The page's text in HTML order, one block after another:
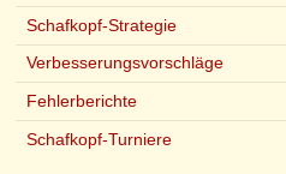
Schafkopf-Strategie
Verbesserungsvorschläge
Fehlerberichte
Schafkopf-Turniere